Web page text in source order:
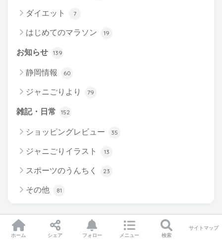
ダイエット 7
はじめてのマラソン 19
お知らせ 139
静岡情報 60
ジャニごりより 79
雑記・日常 152
ショッピングレビュー 35
ジャニごりイラスト 13
スポーツのうんちく 23
その他 81
メニュー
ホーム シェア フォロー メニュー 検索
サイトマップ